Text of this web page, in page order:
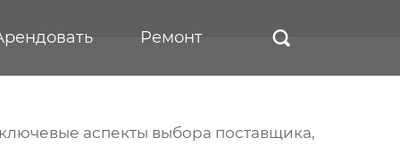
Ремонт 
аспекты выбора поставщика,